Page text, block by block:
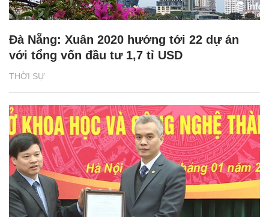
THỜI SỰ
Đà Nẵng: Xuân 2020 hướng tới 22 dự án
với tổng vốn đầu tư 1,7 tỉ USD